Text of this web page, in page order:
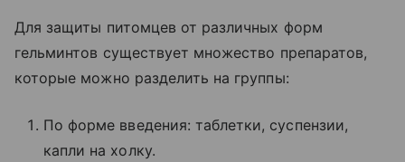
Для защиты питомцев от различных форм
гельминтов существует множество препаратов,
которые можно разделить на группы:
По форме введения: таблетки, суспензии,
капли на холку.